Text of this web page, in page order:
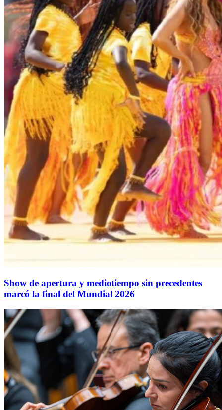
Show de apertura y mediotiempo sin precedentes
marcó la final del Mundial 2026